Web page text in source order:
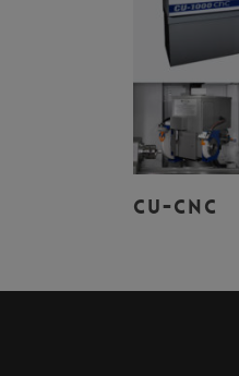
CU-CNC